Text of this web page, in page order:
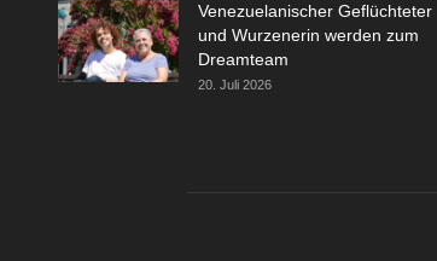
Venezuelanischer Geflüchteter
und Wurzenerin werden zum
Dreamteam
20. Juli 2026